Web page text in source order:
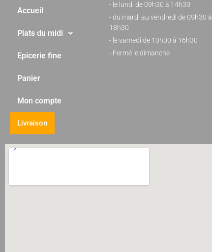
Accueil
Plats du midi
Epicerie fine
Panier
Mon compte
Livraison
- le lundi de 09h30 à 14h30
- du mardi au vendredi de 09h30 à
18h30
- le samedi de 10h00 à 16h30
- Fermé le dimanche